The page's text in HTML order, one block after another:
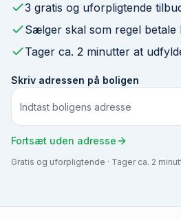
3 gratis og uforpligtende
Sælger skal som regel
Tager ca. 2 minutter at
Skriv adressen på boligen
Fortsæt uden adresse
Gratis og uforpligtende · Tager ca. 2